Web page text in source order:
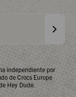
independiente por
de Crocs Europe
Hey Dude.